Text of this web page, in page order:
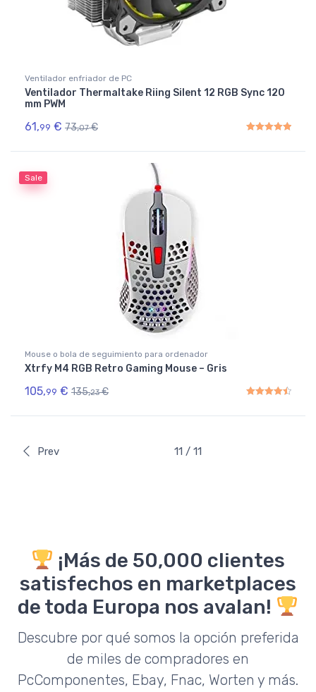
Ventilador enfriador de PC
Ventilador Thermaltake Riing Silent 12 RGB Sync 120
mm PWM
61,99 € 73,07 €
Sale
Mouse o bola de seguimiento para ordenador
Xtrfy M4 RGB Retro Gaming Mouse – Gris
105,99 € 135,23 €
Prev 11 / 11
¡Más de 50,000 clientes
satisfechos en marketplaces
de toda Europa nos avalan!
Descubre por qué somos la opción preferida
de miles de compradores en
PcComponentes, Ebay, Fnac, Worten y más.